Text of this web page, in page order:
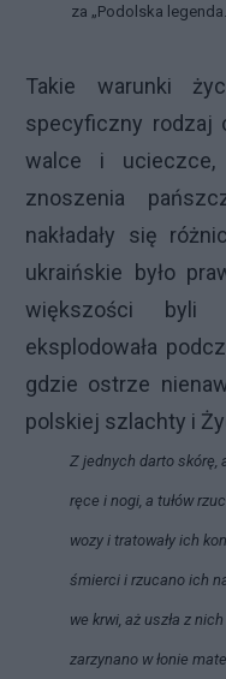
za „Podolska
Takie warunki
specyficzny rodzaj
walce i ucieczce,
znoszenia
nakładały się
ukraińskie było
większości byli
eksplodowała
gdzie ostrze
polskiej szlachty i
Z jednych darto skórę,
ręce i nogi, a tułów
wozy i tratowały ich
śmierci i rzucano ich
we krwi, aż uszła z
zarzynano w łonie